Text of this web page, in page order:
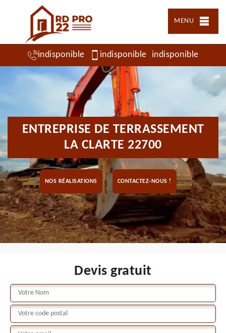
MENU
indisponible indisponible indisponible
ENTREPRISE DE TERRASSEMENT
LA CLARTE 22700
NOS RÉALISATIONS CONTACTEZ-NOUS !
Devis gratuit